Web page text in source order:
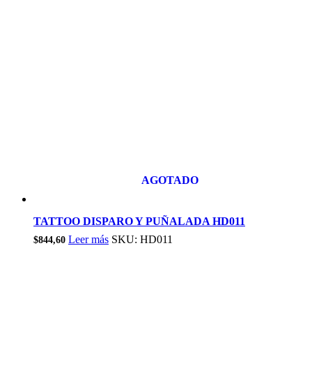
AGOTADO
TATTOO DISPARO Y PUÑALADA HD011
$844,60 Leer más SKU: HD011